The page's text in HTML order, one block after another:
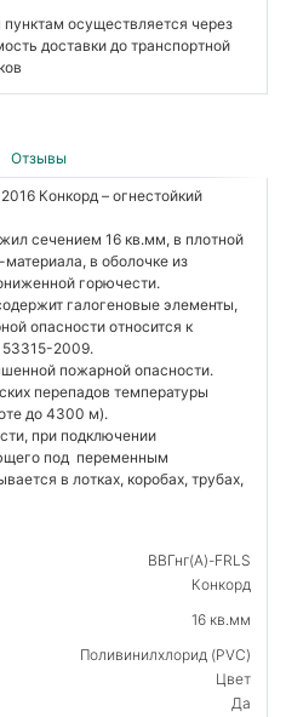
осуществляется через
доставки до транспортной
Отзывы
Конкорд – огнестойкий
сечением 16 кв.мм, в плотной
в оболочке из
горючести.
галогеновые элементы,
опасности относится к
53315-2009.
пожарной опасности.
перепадов температуры
до 4300 м).
при подключении
под переменным
в лотках, коробах, трубах,
ВВГнг(А)-FRLS
Конкорд
16 кв.мм
Поливинилхлорид (PVC)
Цвет
Да